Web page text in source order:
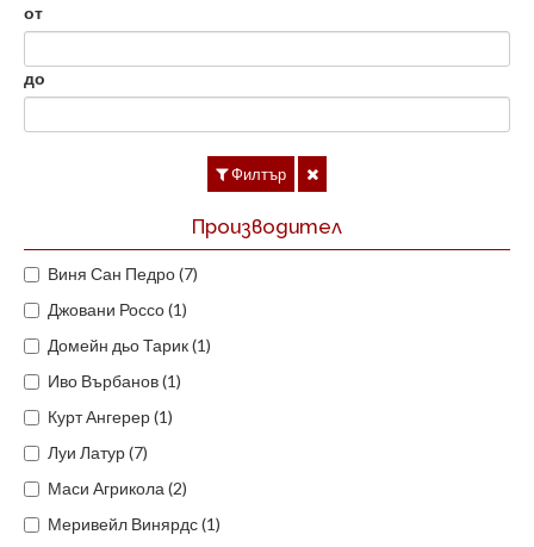
от
до
Филтър
Производител
Виня Сан Педро (7)
Джовани Россо (1)
Домейн дьо Тарик (1)
Иво Върбанов (1)
Курт Ангерер (1)
Луи Латур (7)
Маси Агрикола (2)
Меривейл Винярдс (1)